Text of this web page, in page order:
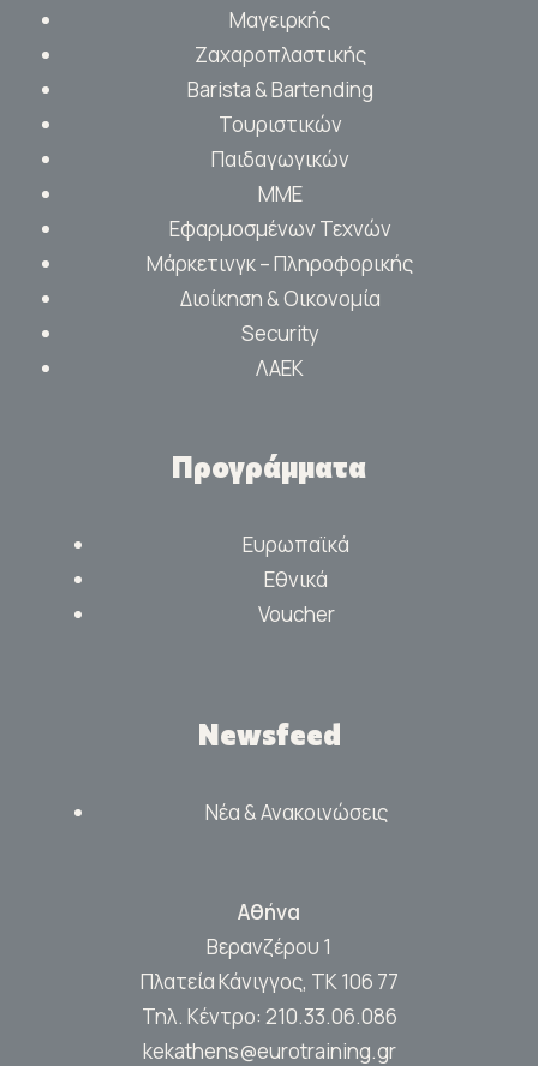
Μαγειρκής
Ζαχαροπλαστικής
Barista & Bartending
Τουριστικών
Παιδαγωγικών
ΜΜΕ
Εφαρμοσμένων Τεχνών
Μάρκετινγκ – Πληροφορικής
Διοίκηση & Οικονομία
Security
ΛΑΕΚ
Προγράμματα
Ευρωπαϊκά
Εθνικά
Voucher
Newsfeed
Νέα & Ανακοινώσεις
Αθήνα
Βερανζέρου 1
Πλατεία Κάνιγγος, ΤΚ 106 77
Τηλ. Κέντρο: 210.33.06.086
kekathens@eurotraining.gr